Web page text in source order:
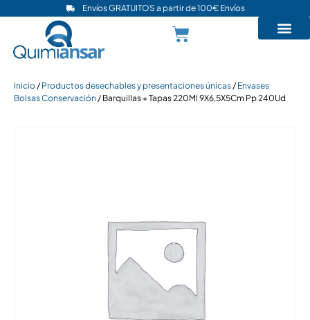
Envíos GRATUITOS a partir de 100€ Envíos
Inicio / Productos desechables y presentaciones únicas / Envases
Bolsas Conservación / Barquillas + Tapas 220Ml 9X6,5X5Cm Pp 240Ud